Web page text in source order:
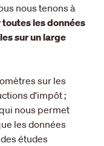
nous tenons à
les données
sur un large
sur les
d'impôt ;
nous permet
les données
études